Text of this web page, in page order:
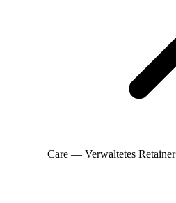
Care — Verwaltetes Retainer